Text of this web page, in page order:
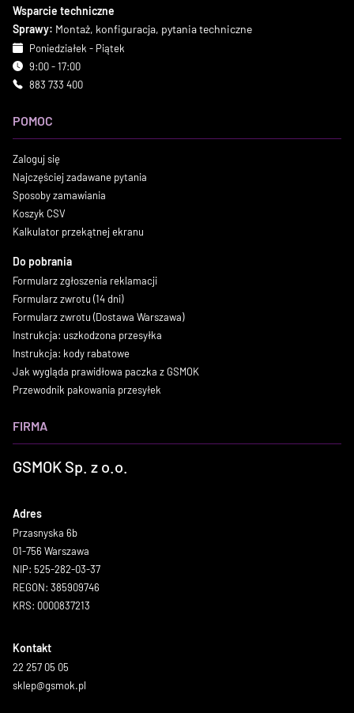
Wsparcie techniczne
Sprawy: Montaż, konfiguracja, pytania techniczne
Poniedziałek - Piątek
9:00 - 17:00
883 733 400
POMOC
Zaloguj się
Najczęściej zadawane pytania
Sposoby zamawiania
Koszyk CSV
Kalkulator przekątnej ekranu
Do pobrania
Formularz zgłoszenia reklamacji
Formularz zwrotu (14 dni)
Formularz zwrotu (Dostawa Warszawa)
Instrukcja: uszkodzona przesyłka
Instrukcja: kody rabatowe
Jak wygląda prawidłowa paczka z GSMOK
Przewodnik pakowania przesyłek
FIRMA
GSMOK Sp. z o.o.
Adres
Przasnyska 6b
01-756 Warszawa
NIP: 525-282-03-37
REGON: 385909746
KRS: 0000837213
Kontakt
22 257 05 05
sklep@gsmok.pl